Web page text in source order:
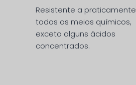
Resistente a praticamente
todos os meios químicos,
exceto alguns ácidos
concentrados.